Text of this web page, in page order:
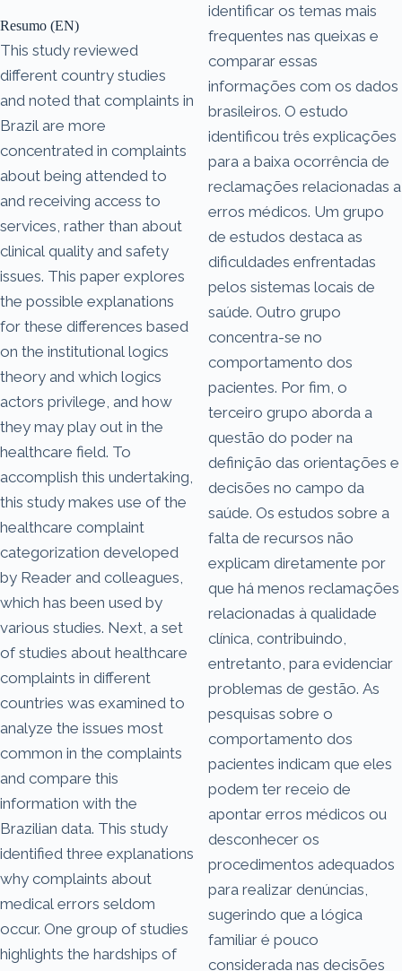
Resumo (EN)
This study reviewed
different country studies
and noted that complaints in
Brazil are more
concentrated in complaints
about being attended to
and receiving access to
services, rather than about
clinical quality and safety
issues. This paper explores
the possible explanations
for these differences based
on the institutional logics
theory and which logics
actors privilege, and how
they may play out in the
healthcare field. To
accomplish this undertaking,
this study makes use of the
healthcare complaint
categorization developed
by Reader and colleagues,
which has been used by
various studies. Next, a set
of studies about healthcare
complaints in different
countries was examined to
analyze the issues most
common in the complaints
and compare this
information with the
Brazilian data. This study
identified three explanations
why complaints about
medical errors seldom
occur. One group of studies
highlights the hardships of
identificar os temas mais
frequentes nas queixas e
comparar essas
informações com os dados
brasileiros. O estudo
identificou três explicações
para a baixa ocorrência de
reclamações relacionadas a
erros médicos. Um grupo
de estudos destaca as
dificuldades enfrentadas
pelos sistemas locais de
saúde. Outro grupo
concentra-se no
comportamento dos
pacientes. Por fim, o
terceiro grupo aborda a
questão do poder na
definição das orientações e
decisões no campo da
saúde. Os estudos sobre a
falta de recursos não
explicam diretamente por
que há menos reclamações
relacionadas à qualidade
clínica, contribuindo,
entretanto, para evidenciar
problemas de gestão. As
pesquisas sobre o
comportamento dos
pacientes indicam que eles
podem ter receio de
apontar erros médicos ou
desconhecer os
procedimentos adequados
para realizar denúncias,
sugerindo que a lógica
familiar é pouco
considerada nas decisões